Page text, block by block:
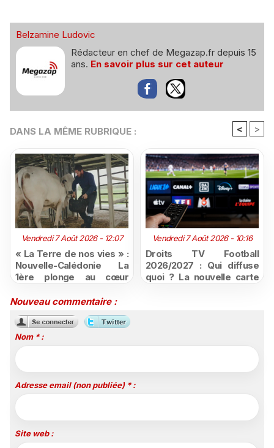
Belzamine Ludovic
Rédacteur en chef de Megazap.fr depuis 15
ans. En savoir plus sur cet auteur
DANS LA MÊME RUBRIQUE : < >
Vendredi 7 Août 2026 - 12:07
« La Terre de nos vies » :
Nouvelle-Calédonie La
1ère plonge au cœur
mutation
Vendredi 7 Août 2026 - 10:16
Droits TV Football
2026/2027 : Qui diffuse
quoi ? La nouvelle carte
Nouveau commentaire :
Nom * :
Adresse email (non publiée) * :
Site web :